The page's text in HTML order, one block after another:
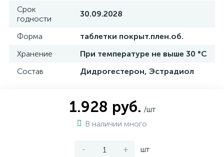
Срок
годности
30.09.2028
Форма
таблетки покрыт.плен.об.
Хранение
При температуре не выше 30 °C
Состав
Дидрогестерон, Эстрадиол
1.928 руб. /шт
В наличии много
- + шт